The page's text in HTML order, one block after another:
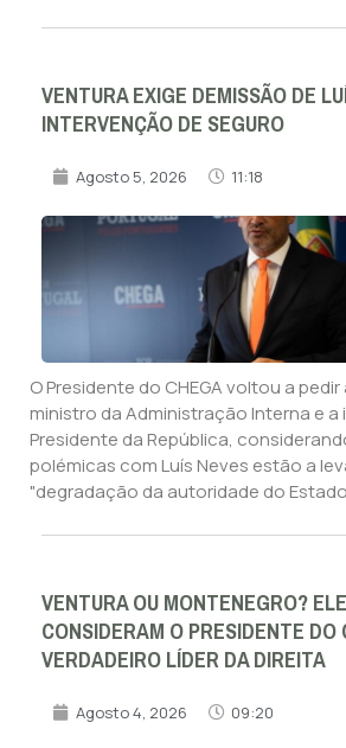
VENTURA EXIGE DEMISSÃO DE
INTERVENÇÃO DE SEGURO
Agosto 5, 2026 11:18
O Presidente do CHEGA voltou a
ministro da Administração Interna e
Presidente da República,
polémicas com Luís Neves estão a
"degradação da autoridade do
VENTURA OU MONTENEGRO?
CONSIDERAM O PRESIDENTE DO
VERDADEIRO LÍDER DA DIREITA
Agosto 4, 2026 09:20